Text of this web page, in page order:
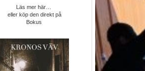
Läs mer här…
eller köp den direkt på
Bokus